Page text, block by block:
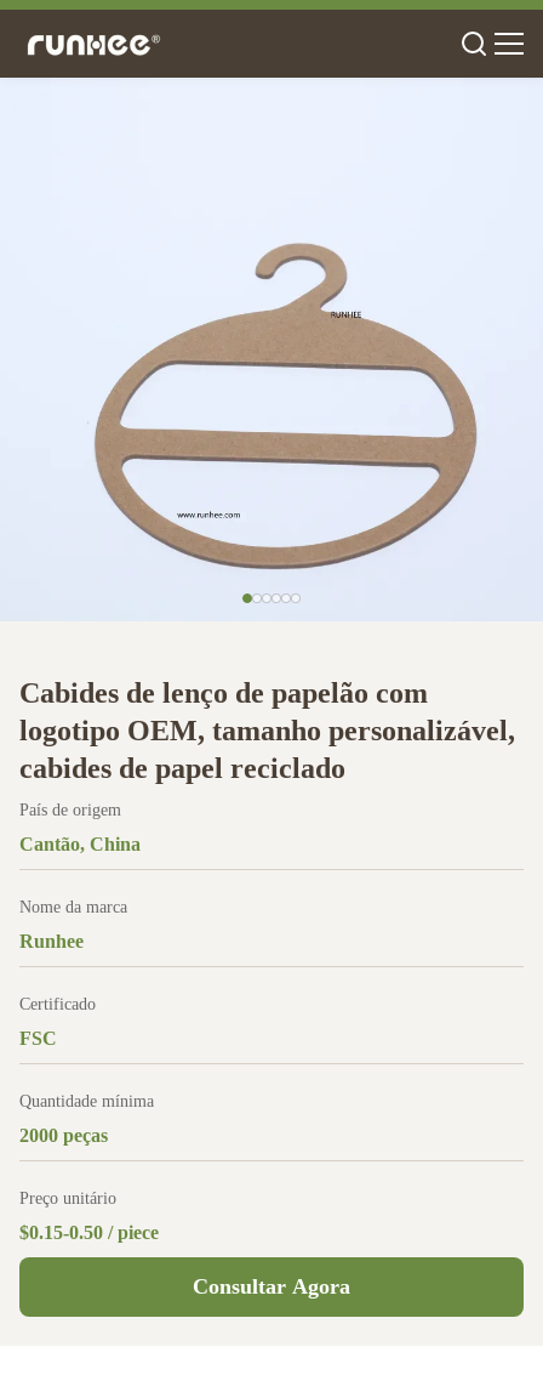
Cabides de lenço de papelão com
logotipo OEM, tamanho personalizável,
cabides de papel reciclado
País de origem
Cantão, China
Nome da marca
Runhee
Certificado
FSC
Quantidade mínima
2000 peças
Preço unitário
$0.15-0.50 / piece
Consultar Agora